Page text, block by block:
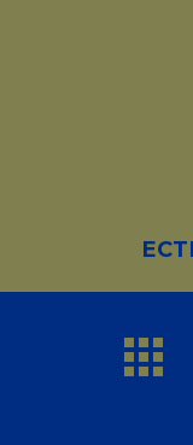
apps